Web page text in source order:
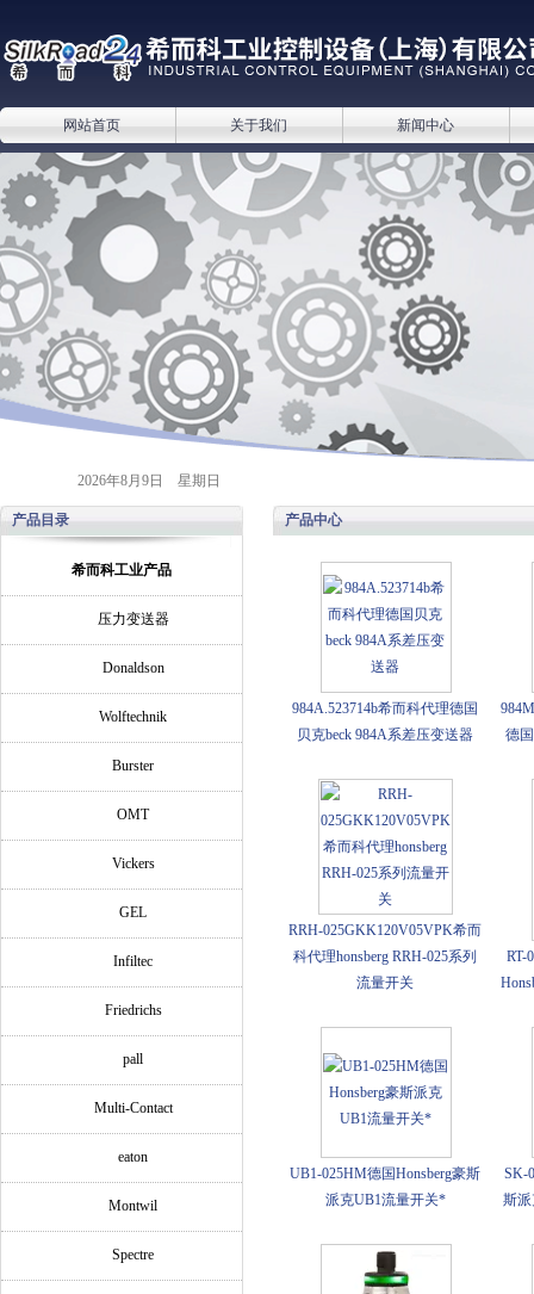
网站首页 关于我们 新闻中心
2026年8月9日 星期日
产品目录
希而科工业产品
压力变送器
Donaldson
Wolftechnik
Burster
OMT
Vickers
GEL
Infiltec
Friedrichs
pall
Multi-Contact
eaton
Montwil
Spectre
产品中心
984A.523714b希而科代理德国
贝克beck 984A系差压变送器
德
RRH-025GKK120V05VPK希而
科代理honsberg RRH-025系列
流量开关
RT-
UB1-025HM德国Honsberg豪斯
派克UB1流量开关*
SK-
斯